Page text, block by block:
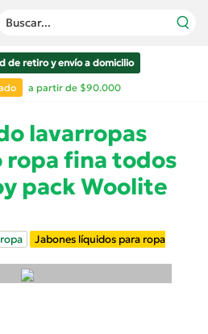
Buscar...
de retiro y envío a domicilio
a partir de $90.000
lavarropas
fina todos
pack Woolite
Jabones líquidos para ropa